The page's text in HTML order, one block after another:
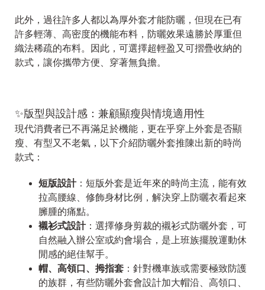
此外，過往許多人都以為厚外套才能防曬，但現在已有
許多輕薄、高密度的機能布料，防曬效果遠勝於厚重但
織法稀疏的布料。因此，可選擇超輕盈又可摺疊收納的
款式，讓你攜帶方便、穿著無負擔。
✨版型與設計感：兼顧顯瘦與情境適用性
現代消費者已不再滿足於機能，更在乎穿上外套是否顯
瘦、有型又不老氣，以下介紹防曬外套推陳出新的時尚
款式：
短版設計：短版外套是近年來的時尚主流，能有效
拉高腰線、修飾身材比例，解決穿上防曬衣看起來
臃腫的痛點。
襯衫式設計：選擇修身剪裁的襯衫式防曬外套，可
自然融入辦公室或約會場合，是上班族擺脫運動休
閒感的絕佳幫手。
帽、高領口、拇指套 ：針對機車族或需要極致防護
的族群，有些防曬外套會設計加大帽沿、高領口、